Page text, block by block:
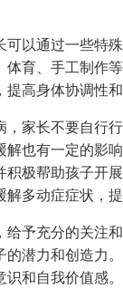
以通过一些特
育、手工制作
提高身体协调性
家长不要自行
也有一定的影
极帮助孩子开
多动症症状，
予充分的关注
潜力和创造力
和自我价值感。